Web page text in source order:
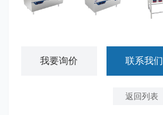
我要询价 联系我们
返回列表